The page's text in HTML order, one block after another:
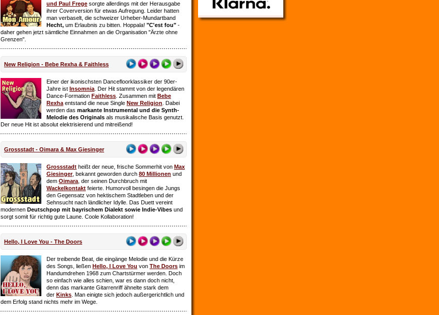
und Paul Frege sorgte allerdings mit der Herausgabe
ihrer Coverversion für etwas Aufregung. Leider hatten
man verbaselt, die schweizer Urheber-Mundartband
Hecht, um Erlaubnis zu bitten. Hoppala! "C'est fou" -
daher gehen jetzt sämtliche Einnahmen an die Organisation "Ärzte ohne
Grenzen".
New Religion - Bebe Rexha & Faithless
Einer der ikonischsten Dancefloorklassiker der 90er-
Jahre ist Insomnia . Der Hit stammt von der legendären
Dance-Formation Faithless . Zusammen mit Bebe
Rexha entstand die neue Single New Religion . Dabei
werden das markante Instrumental und die Synth-
Melodie des Originals als musikalische Basis genutzt.
Der neue Hit ist absolut elektrisierend und mitreißend!
Grossstadt - Oimara & Max Giesinger
Grossstadt heißt der neue, frische Sommerhit von Max
Giesinger, bekannt geworden durch 80 Millionen und
dem Oimara , der seinen Durchbruch mit
Wackelkontakt feierte. Humorvoll besingen die Jungs
den Gegensatz von hektischem Stadtleben und der
Sehnsucht nach ländlicher Idylle. Das Duett vereint
modernen Deutschpop mit bayrischem Dialekt sowie Indie-Vibes und
sorgt somit für richtig gute Laune. Coole Kollaboration!
Hello, I Love You - The Doors
Der treibende Beat, die eingänge Melodie und die Kürze
des Songs, ließen Hello, I Love You von The Doors im
Handumdrehen 1968 zum Chartstürmer werden. Doch
so einfach wie alles schien, war es dann doch nicht,
denn das markante Gitarrenriff ähnelte stark dem
der Kinks . Man einigte sich jedoch außergerichtlich und
dem Erfolg stand nichts mehr im Wege.